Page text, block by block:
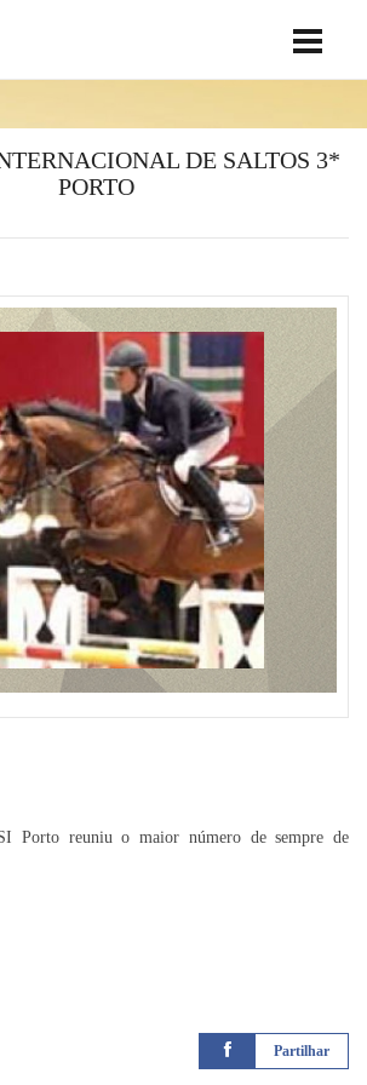
DE SALTOS 3*
PORTO
Porto reuniu o maior número de sempre de
Partilhar